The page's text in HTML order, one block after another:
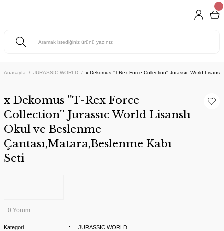
Anasayfa JURASSIC WORLD x Dekomus ''T-Rex Force Collection'' Jurassıc World
x Dekomus ''T-Rex Force
Collection'' Jurassıc World Lisanslı
Okul ve Beslenme
Çantası,Matara,Beslenme Kabı
Seti
0 Yorum
Kategori
JURASSIC WORLD